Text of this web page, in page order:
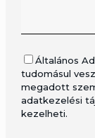
Általános
tudomásul
megadott
adatkezelési
kezelheti.